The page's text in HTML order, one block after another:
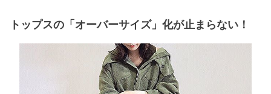
トップスの「オーバーサイズ」化が止まらない！